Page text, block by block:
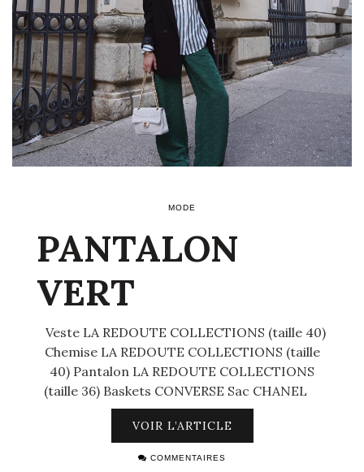
MODE
PANTALON
VERT
Veste LA REDOUTE COLLECTIONS (taille 40)
Chemise LA REDOUTE COLLECTIONS (taille
40) Pantalon LA REDOUTE COLLECTIONS
(taille 36) Baskets CONVERSE Sac CHANEL
VOIR L’ARTICLE
COMMENTAIRES